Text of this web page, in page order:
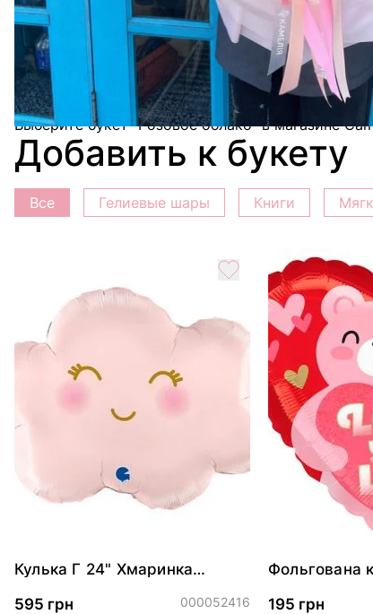
мере, в течение недели.
Букет "Розовое облако" - это не просто
Каждый элемент в этом букете подобран с
Выберите букет "Розовое облако" в магазине
Добавить к букету
Все Гелиевые шары Книги
Кулька Г 24" Хмаринка
595 грн
000052416
Фольгована
обіймами"
195 грн